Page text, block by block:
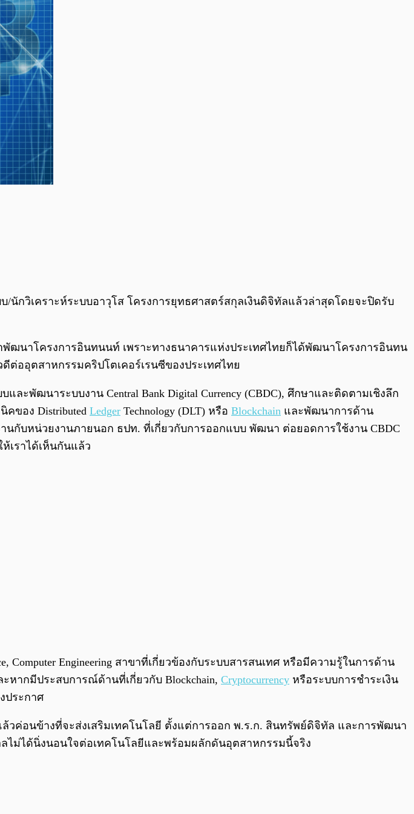
0:00
นักวิเคราะห์ระบบอาวุโส โครงการยุทธศาสตร์สกุลเงินดิจิทัลแล้วล่าสุดโดยจะปิดรับ
ฒนาโครงการอินทนนท์ เพราะทางธนาคารแห่งประเทศไทยก็ได้พัฒนาโครงการอินทน
ต่ออุตสาหกรรมคริปโตเคอร์เรนซีของประเทศไทย
พัฒนาระบบงาน Central Bank Digital Currency (CBDC), ศึกษาและติดตามเชิงลึก
คของ Distributed Ledger Technology (DLT) หรือ Blockchain และพัฒนาการด้าน
นกับหน่วยงานภายนอก ธปท. ที่เกี่ยวกับการออกแบบ พัฒนา ต่อยอดการใช้งาน CBDC
เราได้เห็นกันแล้ว
Engineering สาขาที่เกี่ยวข้องกับระบบสารสนเทศ หรือมีความรู้ในการด้าน
หากมีประสบการณ์ด้านที่เกี่ยวกับ Blockchain, Cryptocurrency หรือระบบการชำระเงิน
ประกาศ
วค่อนข้างที่จะส่งเสริมเทคโนโลยี ตั้งแต่การออก พ.ร.ก. สินทรัพย์ดิจิทัล และการพัฒนา
ไม่ได้นิ่งนอนใจต่อเทคโนโลยีและพร้อมผลักดันอุตสาหกรรมนี้จริง